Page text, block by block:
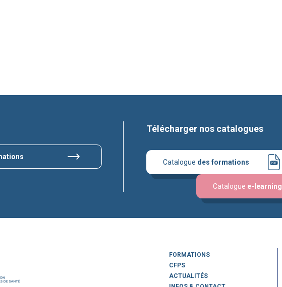
Télécharger nos catalogues
Catalogue des formations
Catalogue e-learning
FORMATIONS
CFPS
ACTUALITÉS